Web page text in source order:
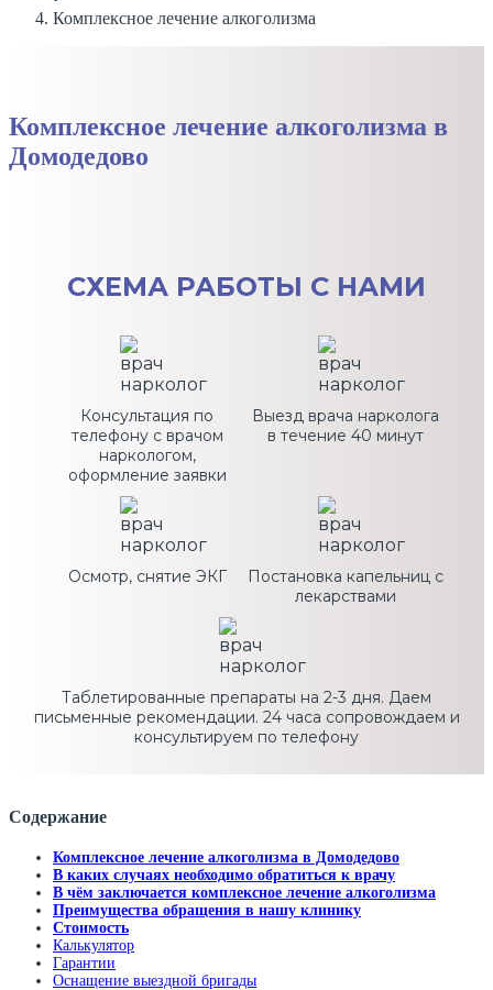
Комплексное лечение алкоголизма
Комплексное лечение алкоголизма в
Домодедово
СХЕМА РАБОТЫ С НАМИ
Консультация по
телефону с врачом
наркологом,
оформление заявки
Выезд врача нарколога
в течение 40 минут
Осмотр, снятие ЭКГ
Постановка капельниц с
лекарствами
Таблетированные препараты на 2-3 дня. Даем
письменные рекомендации. 24 часа сопровождаем и
консультируем по телефону
Содержание
Комплексное лечение алкоголизма в Домодедово
В каких случаях необходимо обратиться к врачу
В чём заключается комплексное лечение алкоголизма
Преимущества обращения в нашу клинику
Стоимость
Калькулятор
Гарантии
Оснащение выездной бригады